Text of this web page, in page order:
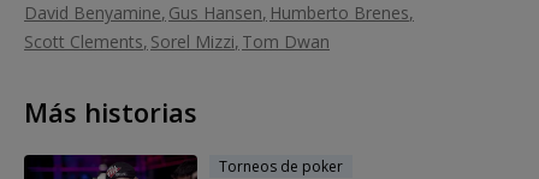
David Benyamine Gus Hansen Humberto Brenes
Scott Clements Sorel Mizzi Tom Dwan
Más historias
Torneos de poker